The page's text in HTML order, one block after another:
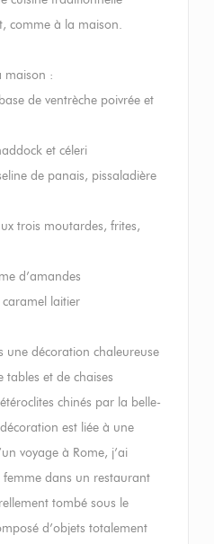
comme à la maison.
maison :
de ventrèche poivrée et
et céleri
de panais, pissaladière
trois moutardes, frites,
d’amandes
laitier
une décoration chaleureuse
tables et de chaises
chinés par la belle-
est liée à une
voyage à Rome, j’ai
dans un restaurant
tombé sous le
d’objets totalement